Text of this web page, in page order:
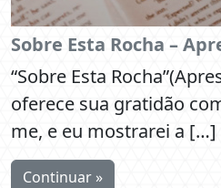
Sobre Esta Rocha –
“Sobre Esta
oferece sua gratidão
me, e eu mostrarei a […]
Continuar »